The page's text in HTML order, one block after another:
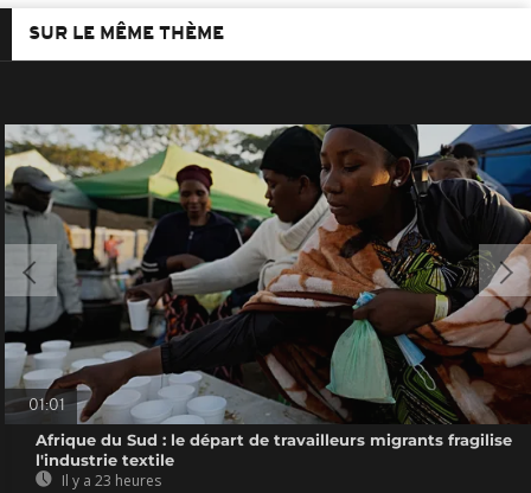
SUR LE MÊME THÈME
01:01
Afrique du Sud : le départ de travailleurs migrants fragilise
l'industrie textile
Il y a 23 heures